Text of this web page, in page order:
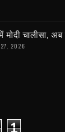
चालीसा,
27, 2026
1